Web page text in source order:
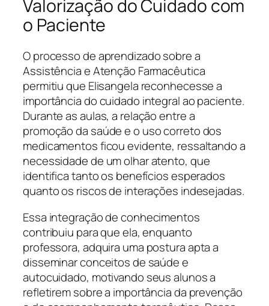
Valorização do Cuidado com
o Paciente
O processo de aprendizado sobre a
Assistência e Atenção Farmacêutica
permitiu que Elisangela reconhecesse a
importância do cuidado integral ao paciente.
Durante as aulas, a relação entre a
promoção da saúde e o uso correto dos
medicamentos ficou evidente, ressaltando a
necessidade de um olhar atento, que
identifica tanto os benefícios esperados
quanto os riscos de interações indesejadas.
Essa integração de conhecimentos
contribuiu para que ela, enquanto
professora, adquira uma postura apta a
disseminar conceitos de saúde e
autocuidado, motivando seus alunos a
refletirem sobre a importância da prevenção